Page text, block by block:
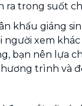
ra trong suốt
khấu giáng
xem khác
bạn nên lựa
trình và